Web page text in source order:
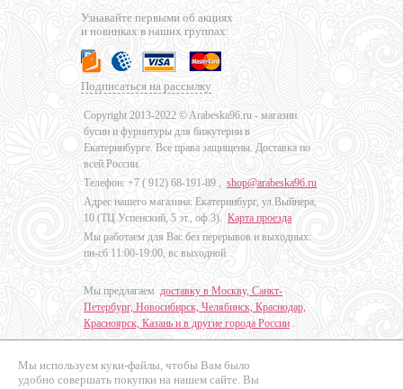
Мы используем куки-файлы, чтобы Вам было
удобно совершать покупки на нашем сайте. Вы
Узнавайте первыми об акциях
и новинках в наших группах:
Подписаться на рассылку
Copyright 2013-2022 © Arabeska96.ru - магазин
бусин и фурнитуры для бижутерии в
Екатеринбурге. Все права защищены. Доставка по
всей России.
Телефон: +7 ( 912) 68-191-89 , shop@arabeska96.ru
Адрес нашего магазина: Екатеринбург, ул.Выйнера,
10 (ТЦ Успенский, 5 эт., оф.3). Карта проезда
Мы работаем для Вас без перерывов и выходных:
пн-сб 11:00-19:00, вс выходной
Мы предлагаем доставку в Москву, Санкт-
Петербург, Новосибирск, Челябинск, Краснодар,
Красноярск, Казань и в другие города России .
Дизайн - Наталья Мальцева